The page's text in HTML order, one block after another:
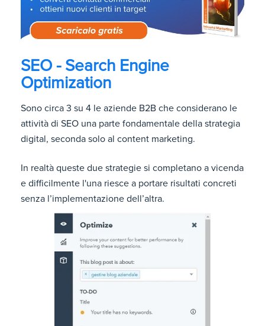
SEO - Search Engine
Optimization
Sono circa 3 su 4 le aziende B2B che considerano le
attività di SEO una parte fondamentale della strategia
digital, seconda solo al content marketing.
In realtà queste due strategie si completano a vicenda
e difficilmente l'una riesce a portare risultati concreti
senza l’implementazione dell’altra.